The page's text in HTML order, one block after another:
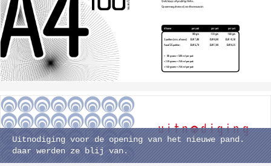
Uitnodiging voor de opening van het nieuwe pand.
daar werden ze blij van.